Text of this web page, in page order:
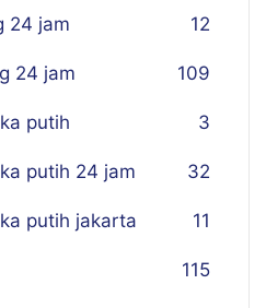
24 jam 12
24 jam 109
putih 3
putih 24 jam 32
putih jakarta 11
115